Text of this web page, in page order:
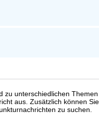
unterschiedlichen
aus. Zusätzlich können
zu suchen.